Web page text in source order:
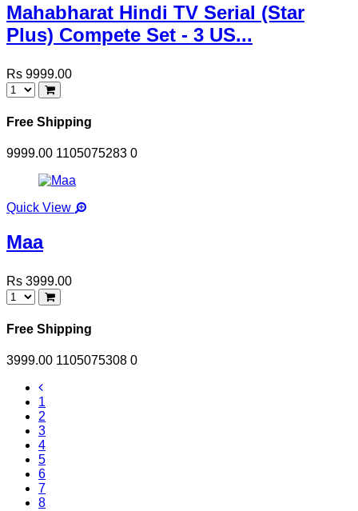
Mahabharat Hindi TV Serial (Star
Plus) Compete Set - 3 US...
Rs 9999.00
Free Shipping
9999.00 1105075283 0
Quick View
Maa
Rs 3999.00
Free Shipping
3999.00 1105075308 0
1
2
3
4
5
6
7
8